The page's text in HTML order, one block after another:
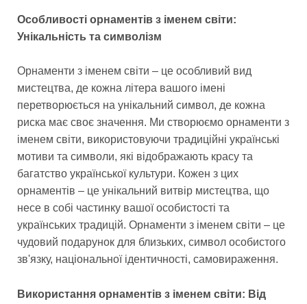
Особливості орнаментів з іменем світи:
Унікальність та символізм
Орнаменти з іменем світи – це особливий вид
мистецтва, де кожна літера вашого імені
перетворюється на унікальний символ, де кожна
риска має своє значення. Ми створюємо орнаменти з
іменем світи, використовуючи традиційні українські
мотиви та символи, які відображають красу та
багатство української культури. Кожен з цих
орнаментів – це унікальний витвір мистецтва, що
несе в собі частинку вашої особистості та
українських традицій. Орнаменти з іменем світи – це
чудовий подарунок для близьких, символ особистого
зв'язку, національної ідентичності, самовираження.
Використання орнаментів з іменем світи: Від